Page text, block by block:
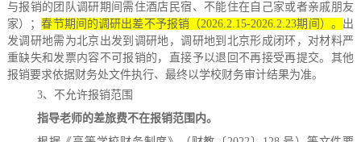
与报销的团队调研期间需住酒店民宿、不能住在自己家或者亲戚朋友
家）；春节期间的调研出差不予报销（2026.2.15-2026.2.23期间）。 出
发调研地需为北京出发到调研地，调研地到北京形成闭环，对材料严
重缺失和发票内容不可报销的，直接予以退回不再接受再提交。其他
报销要求依据财务处文件执行、最终以学校财务审计结果为准。
3、不允许报销范围
指导老师的差旅费不在报销范围内。